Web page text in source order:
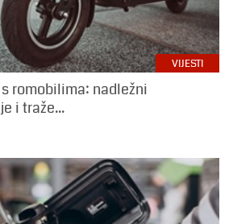
VIJESTI
romobilima: nadležni
i traže...